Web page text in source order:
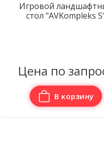
Игровой
Цена по
В корзину